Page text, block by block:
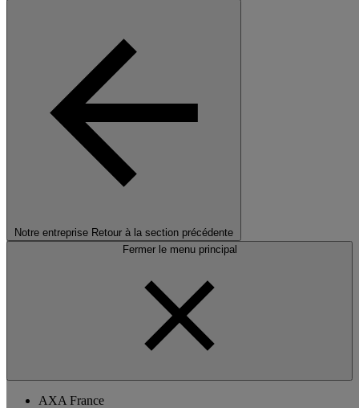
Notre entreprise Retour à la section précédente
Fermer le menu principal
AXA France